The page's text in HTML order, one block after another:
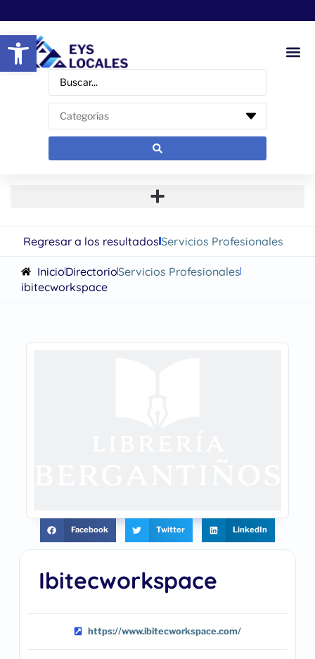
Abrir barra de herramientas
Regresar a los resultadosServicios Profesionales
InicioDirectorioServicios Profesionales
ibitecworkspace
Ibitecworkspace
https://www.ibitecworkspace.com/
Facebook Twitter LinkedIn